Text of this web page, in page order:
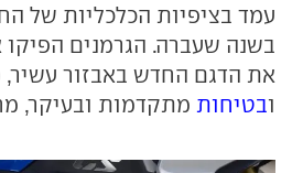
עמד בציפיות הכלכליות של
בשנה שעברה. הגרמנים הפיקו
את הדגם החדש באבזור עשיר,
ובטיחות מתקדמות ובעיקר,